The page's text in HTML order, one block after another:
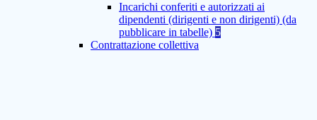
Incarichi conferiti e autorizzati ai
dipendenti (dirigenti e non dirigenti) (da
pubblicare in tabelle) 5
Contrattazione collettiva